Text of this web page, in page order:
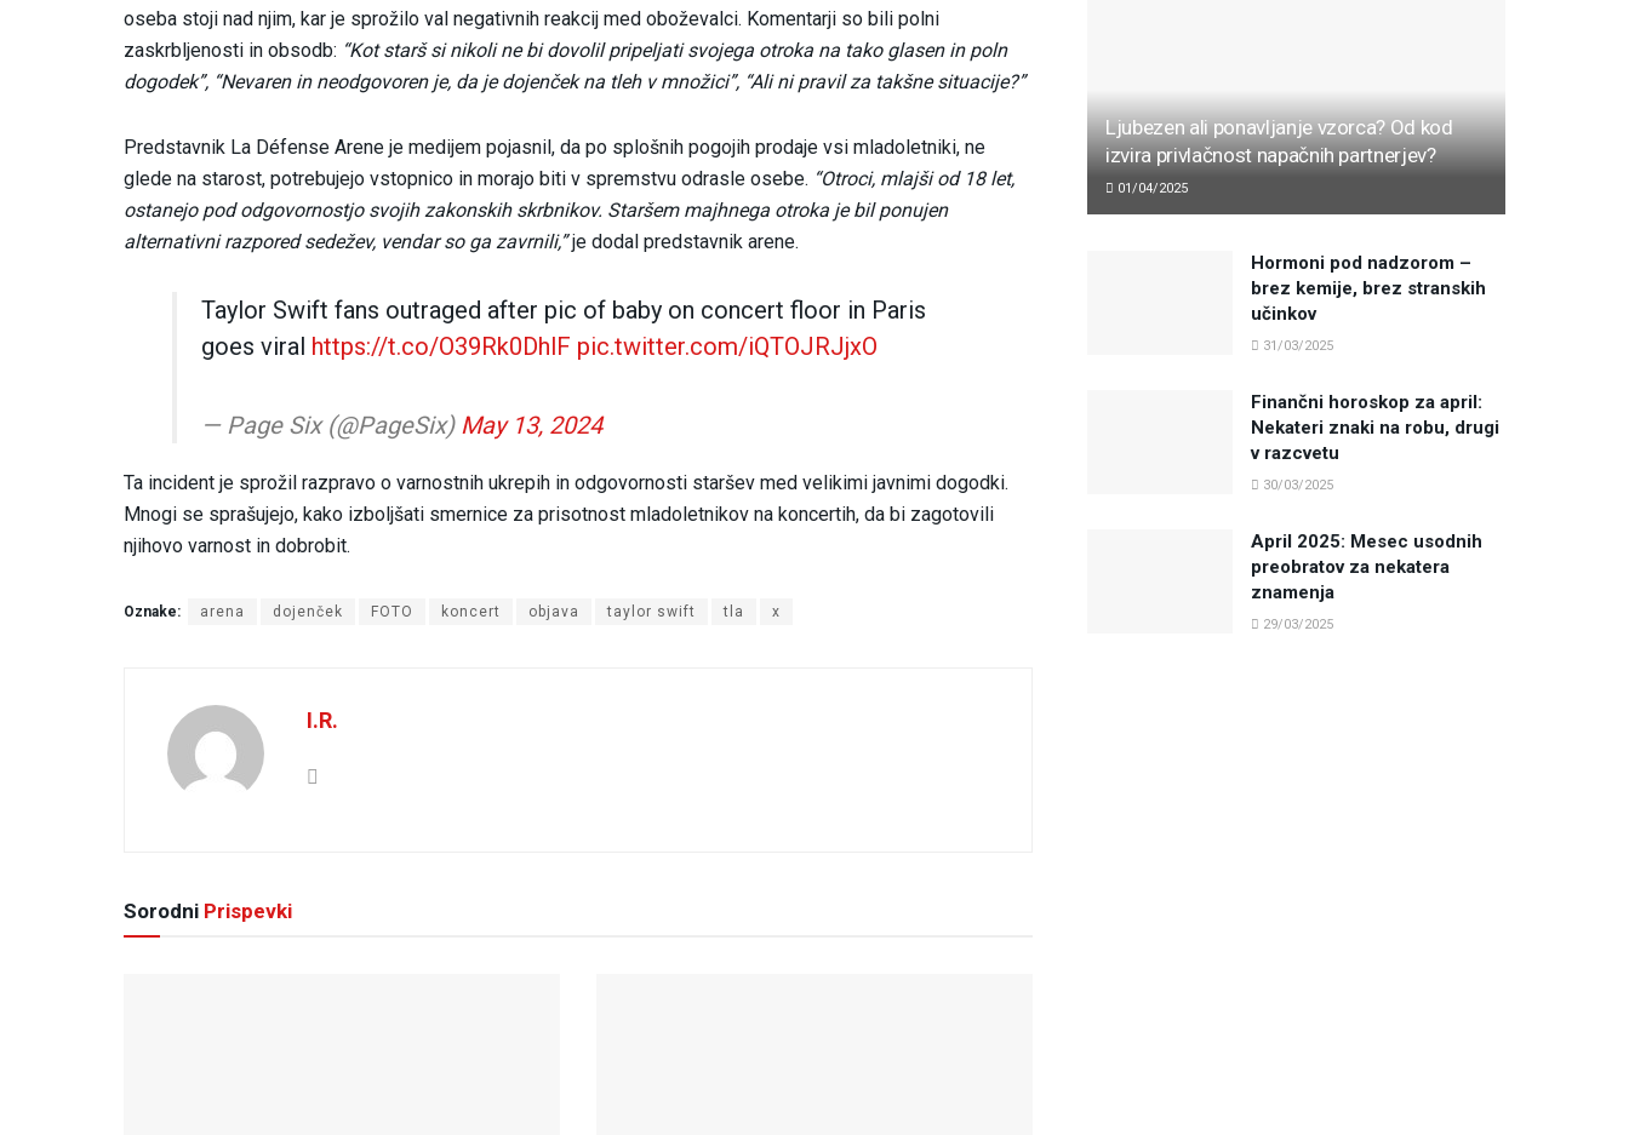
oseba stoji nad njim, kar je sprožilo val negativnih reakcij med oboževalci. Komentarji so bili polni
zaskrbljenosti in obsodb: “Kot starš si nikoli ne bi dovolil pripeljati svojega otroka na tako glasen in poln
dogodek”, “Nevaren in neodgovoren je, da je dojenček na tleh v množici”, “Ali ni pravil za takšne situacije?”
Predstavnik La Défense Arene je medijem pojasnil, da po splošnih pogojih prodaje vsi mladoletniki, ne
glede na starost, potrebujejo vstopnico in morajo biti v spremstvu odrasle osebe. “Otroci, mlajši od 18 let,
ostanejo pod odgovornostjo svojih zakonskih skrbnikov. Staršem majhnega otroka je bil ponujen
alternativni razpored sedežev, vendar so ga zavrnili,”je dodal predstavnik arene.
Taylor Swift fans outraged after pic of baby on concert floor in Paris
goes viral https://t.co/O39Rk0DhlF pic.twitter.com/iQTOJRJjxO
— Page Six (@PageSix) May 13, 2024
Ta incident je sprožil razpravo o varnostnih ukrepih in odgovornosti staršev med velikimi javnimi dogodki.
Mnogi se sprašujejo, kako izboljšati smernice za prisotnost mladoletnikov na koncertih, da bi zagotovili
njihovo varnost in dobrobit.
Oznake: arena dojenček FOTO koncert objava taylor swift tla x
I.R.
Sorodni Prispevki
Ljubezen ali ponavljanje vzorca? Od kod
izvira privlačnost napačnih partnerjev?
01/04/2025
Hormoni pod nadzorom –
brez kemije, brez stranskih
učinkov
31/03/2025
Finančni horoskop za april:
Nekateri znaki na robu, drugi
v razcvetu
30/03/2025
April 2025: Mesec usodnih
preobratov za nekatera
znamenja
29/03/2025